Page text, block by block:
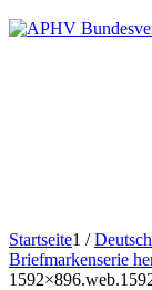
Startseite1 /
Briefmarkenserie